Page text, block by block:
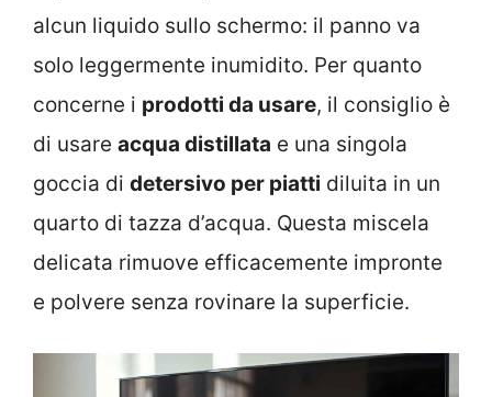
alcun liquido sullo schermo: il panno va
solo leggermente inumidito. Per quanto
concerne i prodotti da usare, il consiglio è
di usare acqua distillata e una singola
goccia di detersivo per piatti diluita in un
quarto di tazza d’acqua. Questa miscela
delicata rimuove efficacemente impronte
e polvere senza rovinare la superficie.